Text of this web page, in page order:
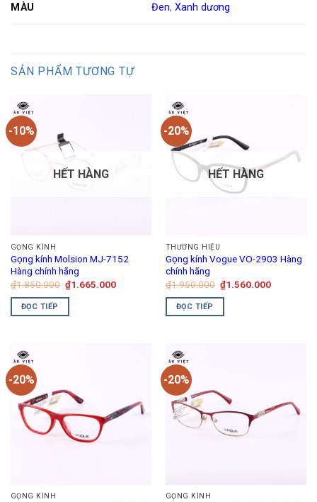
MÀU Đen,Xanh dương
SẢN PHẨM TƯƠNG TỰ
-10%
HẾT HÀNG
GỌNG KÍNH
Gọng kính Molsion MJ-7152
Hàng chính hãng
₫1.850.000 Giá
gốc
là:
₫1.665.000Giá
ĐỌC TIẾP
-20%
HẾT HÀNG
THƯƠNG HIỆU
Gọng kính Vogue VO-2903 Hàng
chính hãng
₫1.950.000 Giá
gốc
là:
₫1.560.000Giá
ĐỌC TIẾP
-20%
GỌNG KÍNH
-20%
GỌNG KÍNH